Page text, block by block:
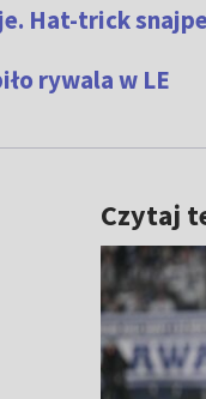
Hat-trick
rywala w LE
Czytaj